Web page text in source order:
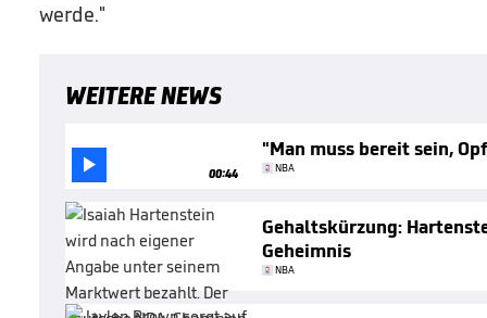
werde."
WEITERE NEWS
 00:44
"Man muss bereit sein,
NBA
Gehaltskürzung:
Geheimnis
NBA